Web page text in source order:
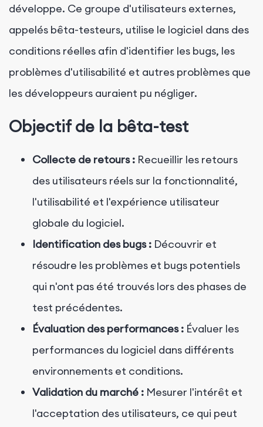
développe. Ce groupe d'utilisateurs externes,
appelés bêta-testeurs, utilise le logiciel dans des
conditions réelles afin d'identifier les bugs, les
problèmes d'utilisabilité et autres problèmes que
les développeurs auraient pu négliger.
Objectif de la bêta-test
Collecte de retours : Recueillir les retours
des utilisateurs réels sur la fonctionnalité,
l'utilisabilité et l'expérience utilisateur
globale du logiciel.
Identification des bugs : Découvrir et
résoudre les problèmes et bugs potentiels
qui n'ont pas été trouvés lors des phases de
test précédentes.
Évaluation des performances : Évaluer les
performances du logiciel dans différents
environnements et conditions.
Validation du marché : Mesurer l'intérêt et
l'acceptation des utilisateurs, ce qui peut